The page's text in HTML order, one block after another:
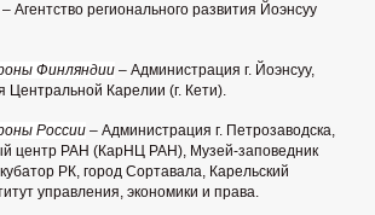
– Агентство регионального развития Йоэнсуу
Финляндии – Администрация г. Йоэнсуу,
Центральной Карелии (г. Кети).
России – Администрация г. Петрозаводска,
центр РАН (КарНЦ РАН), Музей-заповедник
РК, город Сортавала, Карельский
управления, экономики и права.